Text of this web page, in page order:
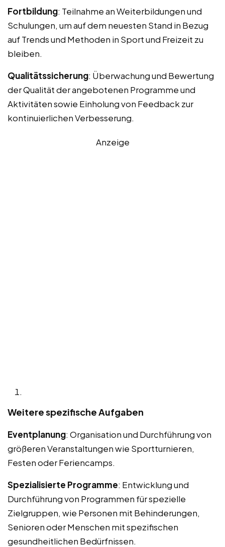
Fortbildung: Teilnahme an Weiterbildungen und
Schulungen, um auf dem neuesten Stand in Bezug
auf Trends und Methoden in Sport und Freizeit zu
bleiben.
Qualitätssicherung: Überwachung und Bewertung
der Qualität der angebotenen Programme und
Aktivitäten sowie Einholung von Feedback zur
kontinuierlichen Verbesserung.
Anzeige
Weitere spezifische Aufgaben
Eventplanung: Organisation und Durchführung von
größeren Veranstaltungen wie Sportturnieren,
Festen oder Feriencamps.
Spezialisierte Programme: Entwicklung und
Durchführung von Programmen für spezielle
Zielgruppen, wie Personen mit Behinderungen,
Senioren oder Menschen mit spezifischen
gesundheitlichen Bedürfnissen.